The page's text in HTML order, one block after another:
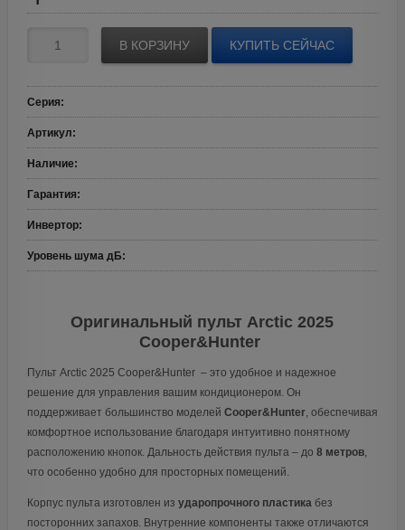
В КОРЗИНУ КУПИТЬ СЕЙЧАС
Серия:
Артикул:
Наличие:
Гарантия:
Инвертор:
Уровень шума дБ:
Оригинальный пульт Arctic 2025
Cooper&Hunter
Пульт Arctic 2025 Cooper&Hunter – это удобное и надежное
решение для управления вашим кондиционером. Он
поддерживает большинство моделей Cooper&Hunter, обеспечивая
комфортное использование благодаря интуитивно понятному
расположению кнопок. Дальность действия пульта – до 8 метров,
что особенно удобно для просторных помещений.
Корпус пульта изготовлен из ударопрочного пластикабез
посторонних запахов. Внутренние компоненты также отличаются